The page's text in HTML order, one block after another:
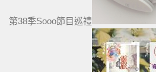
第38季Sooo節目巡禮